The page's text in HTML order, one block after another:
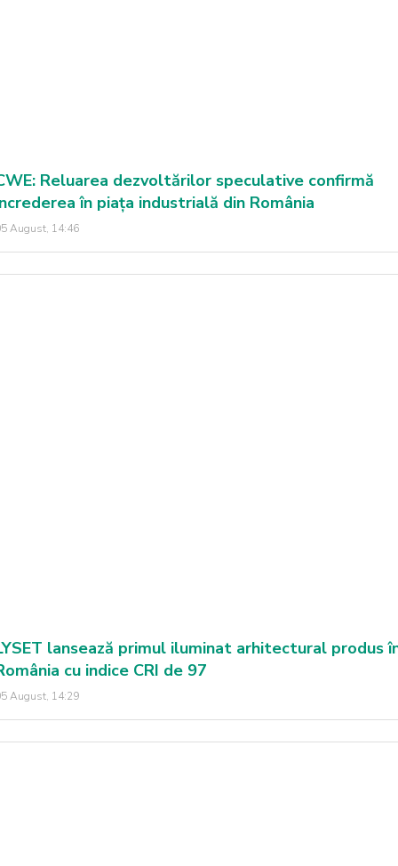
Reluarea dezvoltărilor speculative confirmă
în piața industrială din România
August, 14:46
lansează primul iluminat arhitectural produs
cu indice CRI de 97
August, 14:29